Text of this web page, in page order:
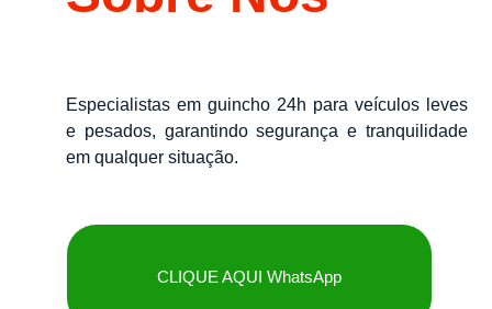
Especialistas em guincho 24h para veículos leves
e pesados, garantindo segurança e tranquilidade
em qualquer situação.
CLIQUE AQUI WhatsApp